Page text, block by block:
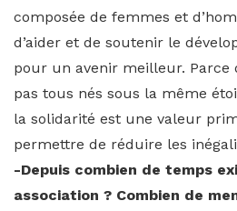
composée de femmes et
d’aider et de soutenir le
pour un avenir meilleur. Parce
pas tous nés sous la même
la solidarité est une valeur
permettre de réduire les
-Depuis combien de temps
association ? Combien de